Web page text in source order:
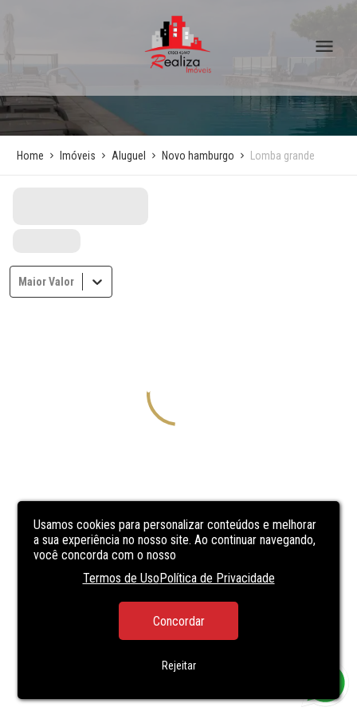
Usamos cookies para personalizar conteúdos e melhorar
a sua experiência no nosso site. Ao continuar navegando,
você concorda com o nosso
Termos de UsoPolítica de Privacidade
Concordar
Rejeitar
Home Imóveis Aluguel Novo hamburgo Lomba grande
Maior Valor